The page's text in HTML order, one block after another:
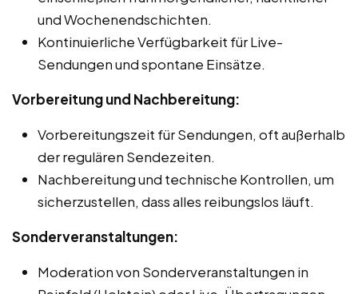
und Wochenendschichten.
Kontinuierliche Verfügbarkeit für Live-
Sendungen und spontane Einsätze.
Vorbereitung und Nachbereitung:
Vorbereitungszeit für Sendungen, oft außerhalb
der regulären Sendezeiten.
Nachbereitung und technische Kontrollen, um
sicherzustellen, dass alles reibungslos läuft.
Sonderveranstaltungen:
Moderation von Sonderveranstaltungen in